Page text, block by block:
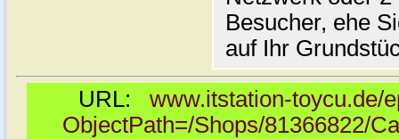
Besucher, ehe
auf Ihr
URL: www.itstation-toycu.de/
ObjectPath=/Shops/81366822/